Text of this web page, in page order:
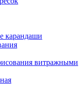
карандаши
витражными